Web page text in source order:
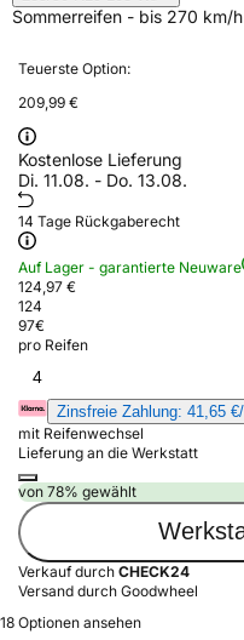
Sommerreifen - bis 270 km/
Teuerste Option:
209,99 €
Kostenlose Lieferung
Di. 11.08. - Do. 13.08.
14 Tage Rückgaberecht
Auf Lager - garantierte Neuware
124,97 €
124
97€
pro Reifen
4
Zinsfreie Zahlung: 41,65
mit Reifenwechsel
Lieferung an die Werkstatt
von 78% gewählt
Verkauf durch CHECK24
Versand durch Goodwheel
18 Optionen ansehen